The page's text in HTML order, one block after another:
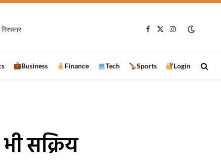
Facebook
X
Instagram
Business Finance Tech Sports Login
सक्रिय